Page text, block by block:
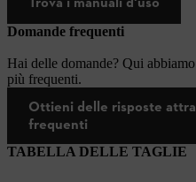
Domande frequenti
Hai delle domande? Qui
più frequenti.
Ottieni delle risposte
frequenti
TABELLA DELLE TAGLIE